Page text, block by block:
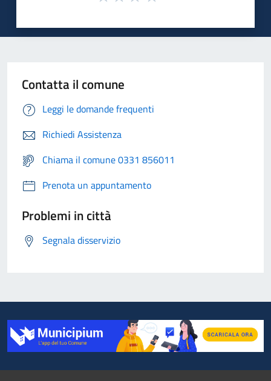
Contatta il comune
Leggi le domande frequenti
Richiedi Assistenza
Chiama il comune 0331 856011
Prenota un appuntamento
Problemi in città
Segnala disservizio